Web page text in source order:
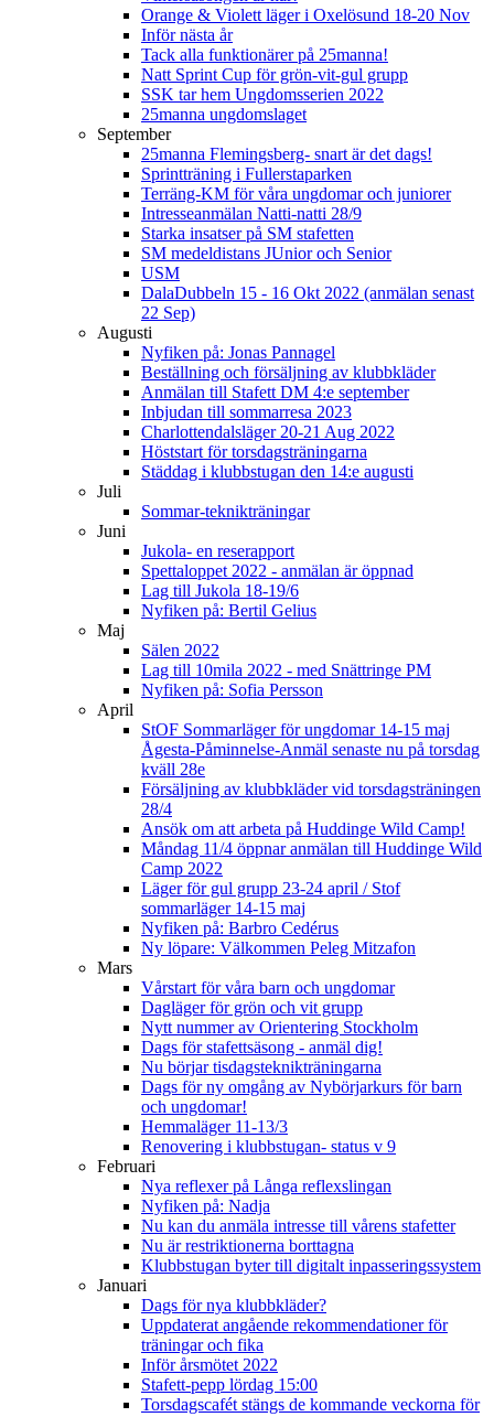
Orange & Violett läger i Oxelösund 18-20 Nov
Inför nästa år
Tack alla funktionärer på 25manna!
Natt Sprint Cup för grön-vit-gul grupp
SSK tar hem Ungdomsserien 2022
25manna ungdomslaget
September
25manna Flemingsberg- snart är det dags!
Sprintträning i Fullerstaparken
Terräng-KM för våra ungdomar och juniorer
Intresseanmälan Natti-natti 28/9
Starka insatser på SM stafetten
SM medeldistans JUnior och Senior
USM
DalaDubbeln 15 - 16 Okt 2022 (anmälan senast
22 Sep)
Augusti
Nyfiken på: Jonas Pannagel
Beställning och försäljning av klubbkläder
Anmälan till Stafett DM 4:e september
Inbjudan till sommarresa 2023
Charlottendalsläger 20-21 Aug 2022
Höststart för torsdagsträningarna
Städdag i klubbstugan den 14:e augusti
Juli
Sommar-teknikträningar
Juni
Jukola- en reserapport
Spettaloppet 2022 - anmälan är öppnad
Lag till Jukola 18-19/6
Nyfiken på: Bertil Gelius
Maj
Sälen 2022
Lag till 10mila 2022 - med Snättringe PM
Nyfiken på: Sofia Persson
April
StOF Sommarläger för ungdomar 14-15 maj
Ågesta-Påminnelse-Anmäl senaste nu på torsdag
kväll 28e
Försäljning av klubbkläder vid torsdagsträningen
28/4
Ansök om att arbeta på Huddinge Wild Camp!
Måndag 11/4 öppnar anmälan till Huddinge Wild
Camp 2022
Läger för gul grupp 23-24 april / Stof
sommarläger 14-15 maj
Nyfiken på: Barbro Cedérus
Ny löpare: Välkommen Peleg Mitzafon
Mars
Vårstart för våra barn och ungdomar
Dagläger för grön och vit grupp
Nytt nummer av Orientering Stockholm
Dags för stafettsäsong - anmäl dig!
Nu börjar tisdagsteknikträningarna
Dags för ny omgång av Nybörjarkurs för barn
och ungdomar!
Hemmaläger 11-13/3
Renovering i klubbstugan- status v 9
Februari
Nya reflexer på Långa reflexslingan
Nyfiken på: Nadja
Nu kan du anmäla intresse till vårens stafetter
Nu är restriktionerna borttagna
Klubbstugan byter till digitalt inpasseringssystem
Januari
Dags för nya klubbkläder?
Uppdaterat angående rekommendationer för
träningar och fika
Inför årsmötet 2022
Stafett-pepp lördag 15:00
Torsdagscafét stängs de kommande veckorna för